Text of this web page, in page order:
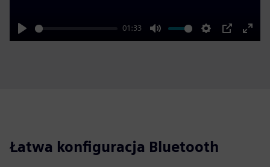
Play
01:33
Mute Settings
PIP
Enter
Łatwa konfiguracja Bluetooth